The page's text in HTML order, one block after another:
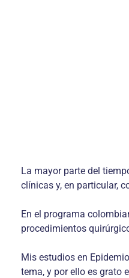
La mayor parte del
clínicas y, en particular,
En el programa
procedimientos
Mis estudios en
tema, y por ello es grato